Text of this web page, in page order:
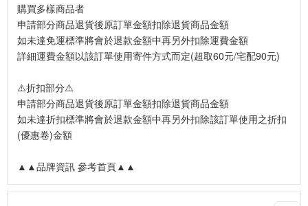
購買多樣商品者
申請部分商品退貨後原訂單金額扣除退貨商品金額
如未達免運標準將會於退款金額中再另外扣除運費金額
詳細運費金額以該訂單使用寄件方式而定(超取60元/宅配90元)
⚠️折扣部分⚠️
申請部分商品退貨後原訂單金額扣除退貨商品金額
如未達折扣標準將會於退款金額中再另外扣除該訂單使用之折扣
(優惠卷)金額
▲▲品牌資訊 參考首頁▲▲